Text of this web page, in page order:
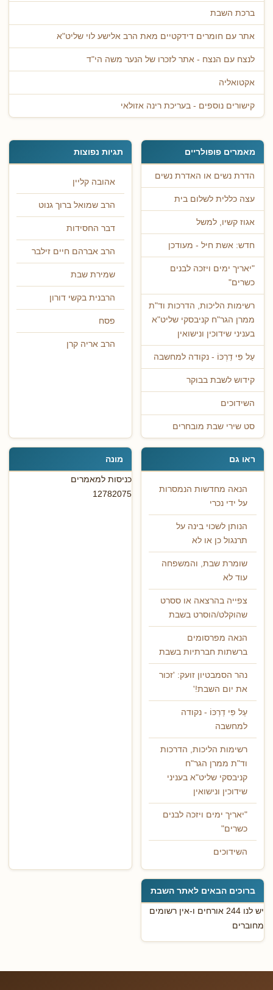
ברכת השבת
אתר עם חומרים דידקטיים מאת הרב אלישע לוי שליט"א
לנצח עם הנצח - אתר לזכרו של הנער משה הי"ד
אקטואליה
קישורים נוספים - בעריכת רינה אזולאי
מאמרים פופולריים
הדרת נשים או האדרת נשים
עצה כללית לשלום בית
אגוז קשיו, למשל
חדש: אשת חיל - מעודכן
"יאריך ימים ויזכה לבנים
כשרים"
רשימות הליכות, הדרכות וד"ת
ממרן הגר"ח קניבסקי שליט"א
בעניני שידוכין ונישואין
עַל פִּי דַרְכּוֹ - נקודה למחשבה
קידוש לשבת בבוקר
השידוכים
סט שירי שבת מובחרים
תגיות נפוצות
אהובה קליין
הרב שמואל ברוך גנוט
דבר החסידות
הרב אברהם חיים זילבר
שמירת שבת
הרבנית בקשי דורון
פסח
הרב אריה קרן
ראו גם
הנאה מחדשות הנמסרות
על ידי נכרי
הנותן לשכוי בינה על
תרנגול כן או לא
שומרת שבת, והמשפחה
עוד לא
צפייה בהרצאה או ססרט
שהוקלט/הוסרט בשבת
הנאה מפרסומים
ברשתות חברתיות בשבת
נהר הסמבטיון זועק: 'זכור
את יום השבת!'
עַל פִּי דַרְכּוֹ - נקודה
למחשבה
רשימות הליכות, הדרכות
וד"ת ממרן הגר"ח
קניבסקי שליט"א בעניני
שידוכין ונישואין
"יאריך ימים ויזכה לבנים
כשרים"
השידוכים
מונה
כניסות למאמרים
12782075
ברוכים הבאים לאתר השבת
יש לנו 244 אורחים ו-אין רשומים
מחוברים